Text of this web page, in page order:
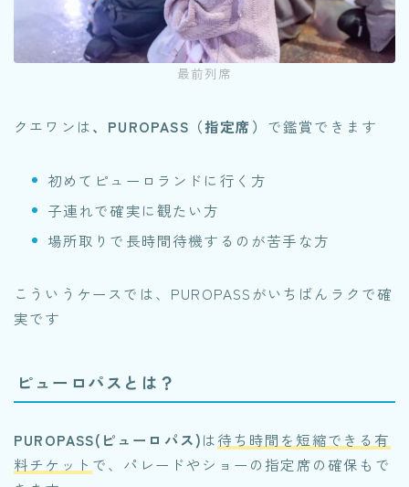
最前列席
クエワンは、PUROPASS（指定席） で鑑賞できます
初めてピューロランドに行く方
子連れで確実に観たい方
場所取りで長時間待機するのが苦手な方
こういうケースでは、PUROPASSがいちばんラクで確
実です
ピューロパスとは？
PUROPASS(ピューロパス)は待ち時間を短縮できる有
料チケット で、パレードやショーの指定席の確保もで